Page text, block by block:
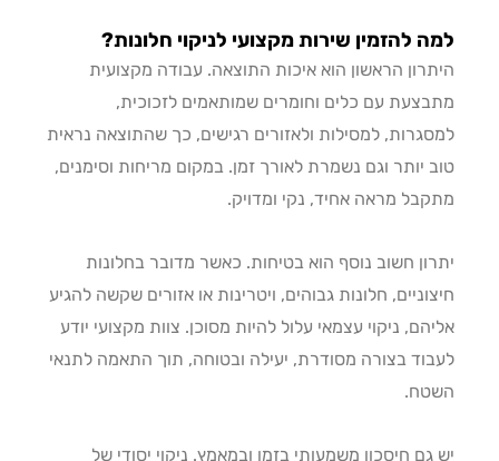
להזמין שירות מקצועי לניקוי חלונות?
הראשון הוא איכות התוצאה. עבודה מקצועית
עם כלים וחומרים שמותאמים לזכוכית,
למסילות ולאזורים רגישים, כך שהתוצאה נראית
יותר וגם נשמרת לאורך זמן. במקום מריחות וסימנים,
מראה אחיד, נקי ומדויק.
חשוב נוסף הוא בטיחות. כאשר מדובר בחלונות
חלונות גבוהים, ויטרינות או אזורים שקשה להגיע
ניקוי עצמאי עלול להיות מסוכן. צוות מקצועי יודע
בצורה מסודרת, יעילה ובטוחה, תוך התאמה לתנאי
חיסכון משמעותי בזמן ובמאמץ. ניקוי יסודי של